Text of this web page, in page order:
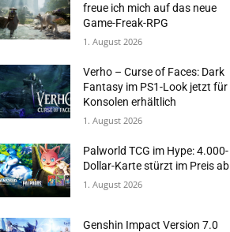
freue ich mich auf das neue
Game-Freak-RPG
1. August 2026
Verho – Curse of Faces: Dark
Fantasy im PS1-Look jetzt für
Konsolen erhältlich
1. August 2026
Palworld TCG im Hype: 4.000-
Dollar-Karte stürzt im Preis ab
1. August 2026
Genshin Impact Version 7.0